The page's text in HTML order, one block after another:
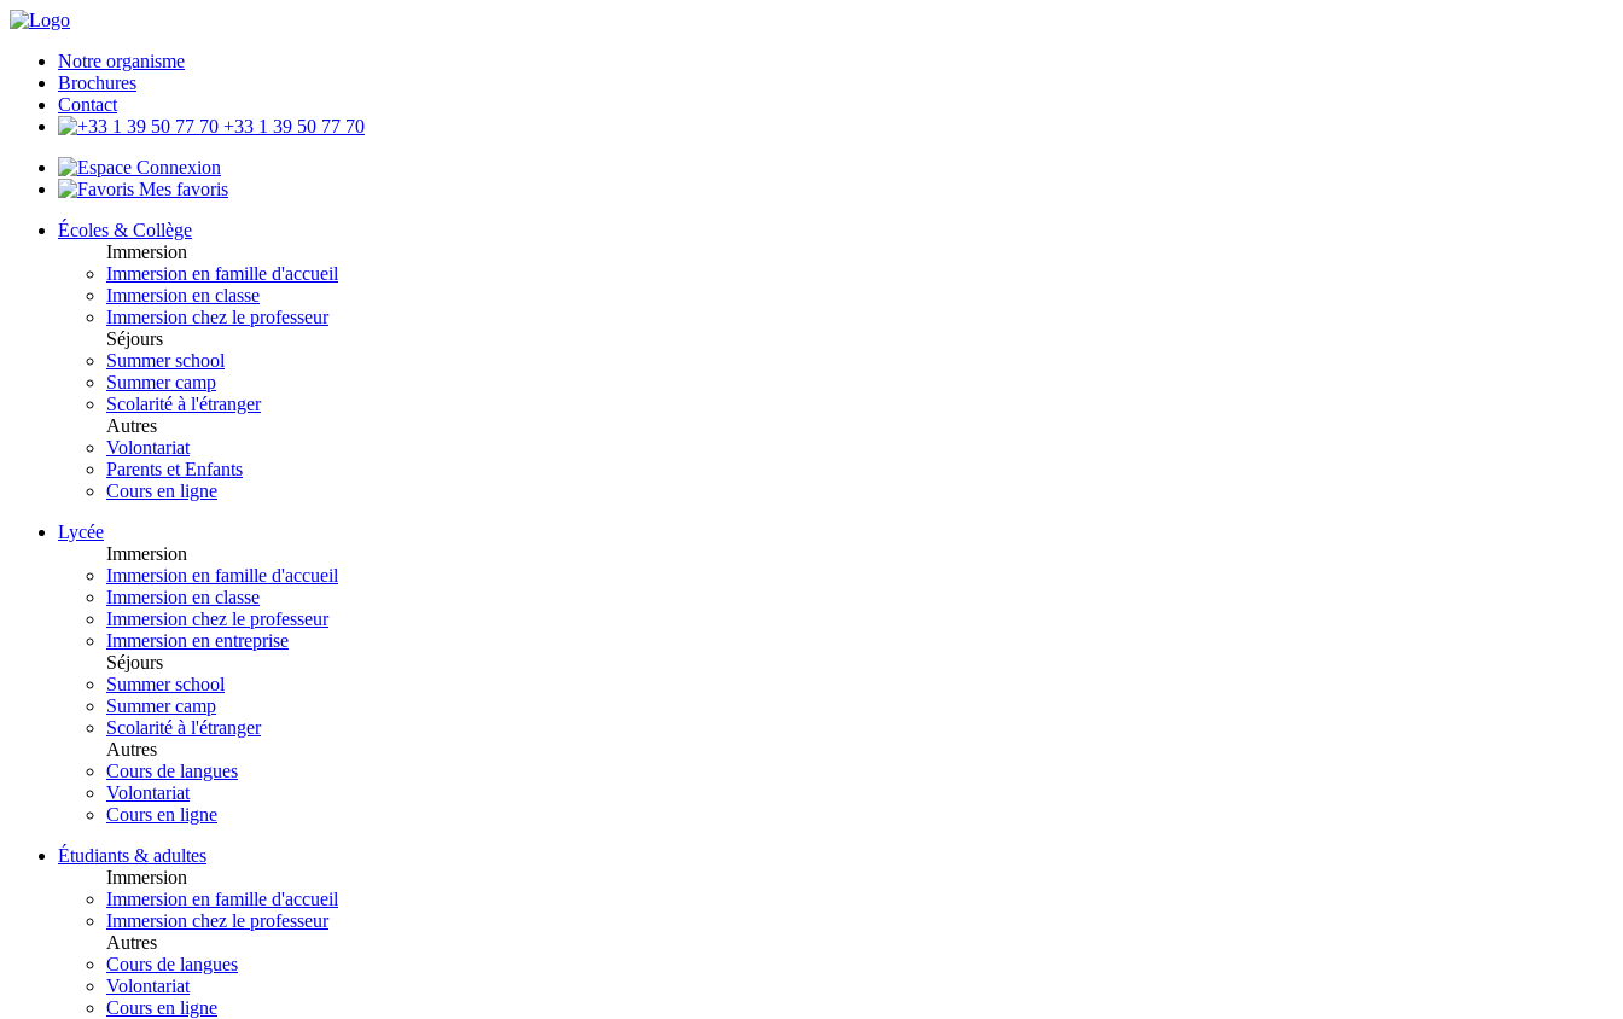
Notre organisme
Brochures
Contact
+33 1 39 50 77 70
Connexion
Mes favoris
Écoles & Collège
Immersion
Immersion en famille d'accueil
Immersion en classe
Immersion chez le professeur
Séjours
Summer school
Summer camp
Scolarité à l'étranger
Autres
Volontariat
Parents et Enfants
Cours en ligne
Lycée
Immersion
Immersion en famille d'accueil
Immersion en classe
Immersion chez le professeur
Immersion en entreprise
Séjours
Summer school
Summer camp
Scolarité à l'étranger
Autres
Cours de langues
Volontariat
Cours en ligne
Étudiants & adultes
Immersion
Immersion en famille d'accueil
Immersion chez le professeur
Autres
Cours de langues
Volontariat
Cours en ligne